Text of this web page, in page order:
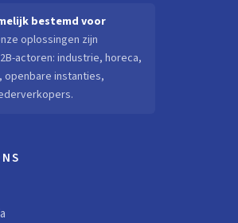
bestemd voor
oplossingen zijn
actoren: industrie, horeca,
instanties,